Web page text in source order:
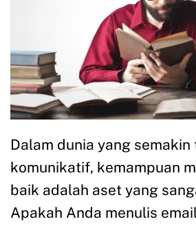
Dalam dunia yang
komunikatif, kemampuan
baik adalah aset yang
Apakah Anda menulis